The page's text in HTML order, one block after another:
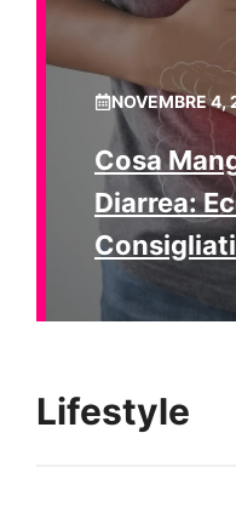
NOVEMBRE 4,
Cosa
Diarrea:
Consigliati
Lifestyle